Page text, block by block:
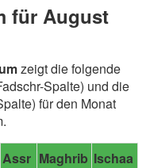
für August
zeigt die folgende
Spalte) und die
für den Monat
Assr Maghrib Ischaa